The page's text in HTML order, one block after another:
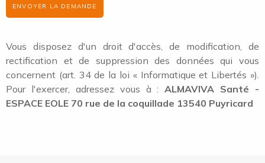
ENVOYER LA DEMANDE
Vous disposez d'un droit d'accès, de modification, de
rectification et de suppression des données qui vous
concernent (art. 34 de la loi « Informatique et Libertés »).
Pour l'exercer, adressez vous à :ALMAVIVA Santé -
ESPACE EOLE 70 rue de la coquillade 13540 Puyricard